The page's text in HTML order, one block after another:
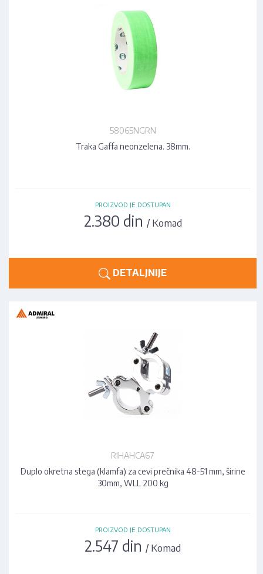
58065NGRN
Traka Gaffa neonzelena. 38mm.
PROIZVOD JE DOSTUPAN
2.380 din / Komad
DETALJNIJE
RIHAHCA67
Duplo okretna stega (klamfa) za cevi prečnika 48-51 mm, širine
30mm, WLL 200 kg
PROIZVOD JE DOSTUPAN
2.547 din / Komad